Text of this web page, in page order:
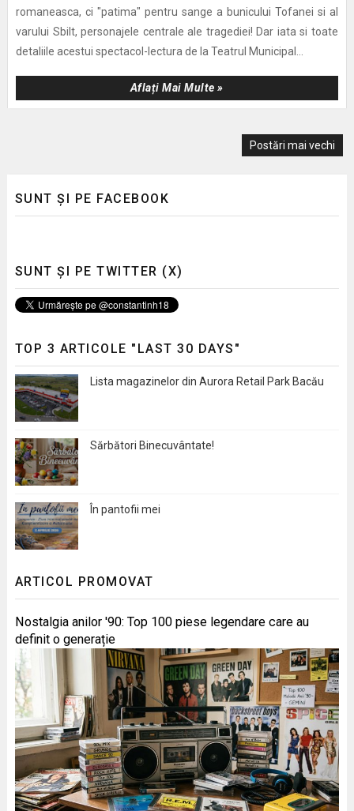
romaneasca, ci "patima" pentru sange a bunicului Tofanei si al
varului Sbilt, personajele centrale ale tragediei! Dar iata si toate
detaliile acestui spectacol-lectura de la Teatrul Municipal...
Aflați Mai Multe »
Postări mai vechi
SUNT ȘI PE FACEBOOK
SUNT ȘI PE TWITTER (X)
TOP 3 ARTICOLE "LAST 30 DAYS"
Lista magazinelor din Aurora Retail Park Bacău
Sărbători Binecuvântate!
În pantofii mei
ARTICOL PROMOVAT
Nostalgia anilor '90: Top 100 piese legendare care au
definit o generație